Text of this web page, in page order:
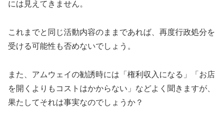
には見えてきません。
これまでと同じ活動内容のままであれば、再度行政処分を
受ける可能性も否めないでしょう。
また、アムウェイの勧誘時には「権利収入になる」「お店
を開くよりもコストはかからない」などよく聞きますが、
果たしてそれは事実なのでしょうか？